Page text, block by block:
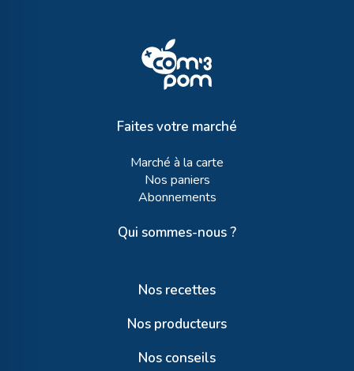
Faites votre marché
Marché à la carte
Nos paniers
Abonnements
Qui sommes-nous ?
Nos recettes
Nos producteurs
Nos conseils